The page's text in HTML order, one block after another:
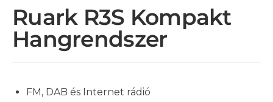
Ruark R3S Kompakt
Hangrendszer
FM, DAB és Internet rádió